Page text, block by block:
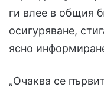
ги влее в общия
осигуряване,
ясно
„Очаква се